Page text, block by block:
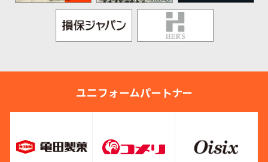
ユニフォームパートナー